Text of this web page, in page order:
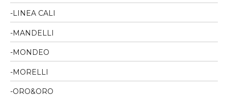
LINEA CALI
MANDELLI
MONDEO
MORELLI
ORO&ORO